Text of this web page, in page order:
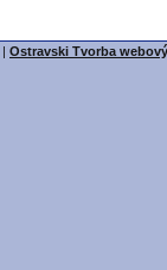
| Ostravski Tvorba